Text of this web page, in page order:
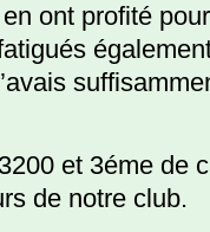
ont profité
et 3éme de
de notre club.